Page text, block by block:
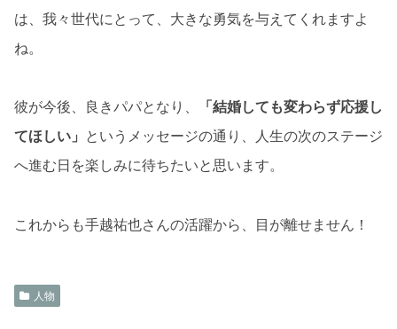
は、我々世代にとって、大きな勇気を与えてくれますよ
ね。
彼が今後、良きパパとなり、
「結婚しても変わらず応援し
てほしい」 というメッセージの通り、人生の次のステージ
へ進む日を楽しみに待ちたいと思います。
これからも手越祐也さんの活躍から、目が離せません！
人物